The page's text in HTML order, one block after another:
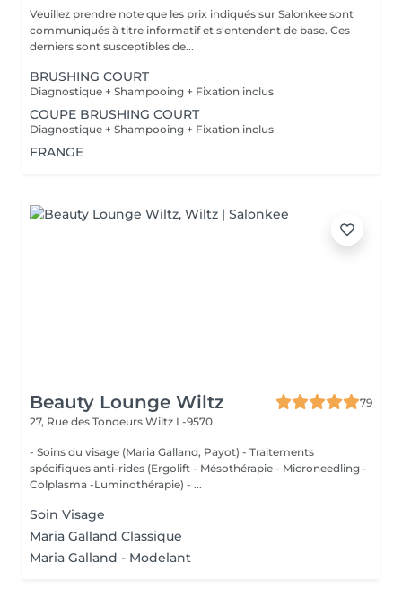
Veuillez prendre note que les prix indiqués sur Salonkee sont
communiqués à titre informatif et s'entendent de base. Ces
derniers sont susceptibles de...
BRUSHING COURT
Diagnostique + Shampooing + Fixation inclus
COUPE BRUSHING COURT
Diagnostique + Shampooing + Fixation inclus
FRANGE
Beauty Lounge Wiltz
79
27, Rue des Tondeurs Wiltz L-9570
- Soins du visage (Maria Galland, Payot) - Traitements
spécifiques anti-rides (Ergolift - Mésothérapie - Microneedling -
Colplasma -Luminothérapie) - ...
Soin Visage
Maria Galland Classique
Maria Galland - Modelant